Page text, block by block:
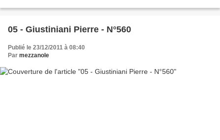
05 - Giustiniani Pierre - N°560
Publié le 23/12/2011 à 08:40
Par mezzanole